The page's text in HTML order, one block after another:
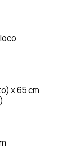
x 65 cm